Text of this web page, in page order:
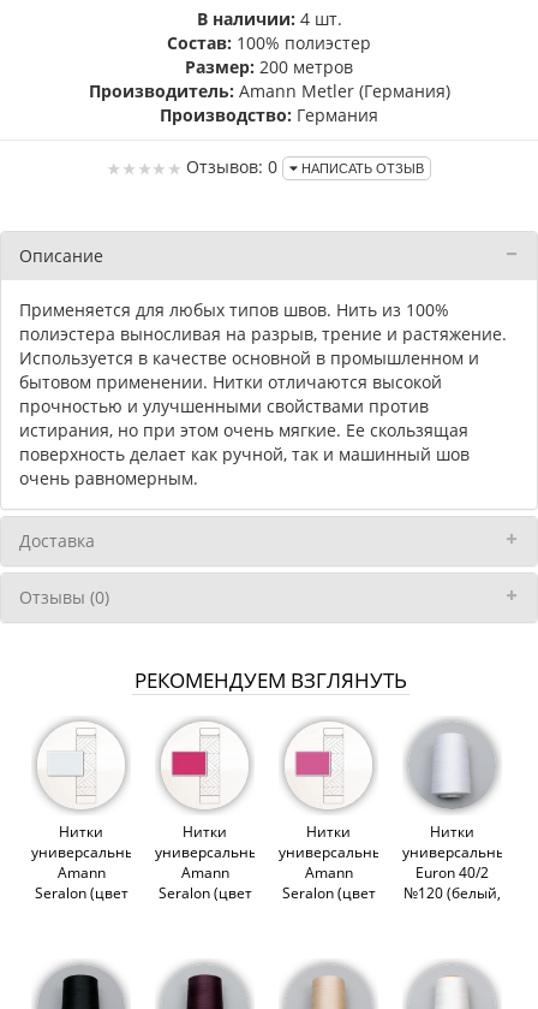
В наличии: 4 шт.
Состав: 100% полиэстер
Размер: 200 метров
Производитель: Amann Metler (Германия)
Производство: Германия
Отзывов: 0 НАПИСАТЬ ОТЗЫВ
Описание
Применяется для любых типов швов. Нить из 100%
полиэстера выносливая на разрыв, трение и растяжение.
Используется в качестве основной в промышленном и
бытовом применении. Нитки отличаются высокой
прочностью и улучшенными свойствами против
истирания, но при этом очень мягкие. Ее скользящая
поверхность делает как ручной, так и машинный шов
очень равномерным.
Доставка
Отзывы (0)
РЕКОМЕНДУЕМ ВЗГЛЯНУТЬ
Нитки
универсальные
Amann
Seralon (цвет
Нитки
универсальные
Amann
Seralon (цвет
Нитки
универсальные
Amann
Seralon (цвет
Нитки
универсальные
Euron 40/2
№120 (белый,